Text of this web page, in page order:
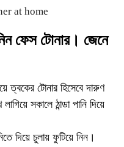
ফেস টোনার। জেনে
ত্বকের টোনার হিসেবে দারুণ
সকালে ঠান্ডা পানি দিয়ে
দিয়ে চুলায় ফুটিয়ে নিন।